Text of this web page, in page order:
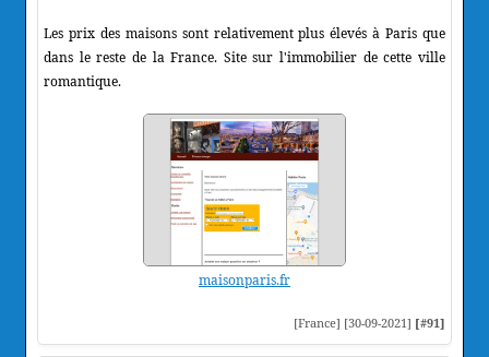
Les prix des maisons sont relativement plus élevés à Paris que
dans le reste de la France. Site sur l'immobilier de cette ville
romantique.
maisonparis.fr
[France] [30-09-2021] [#91]